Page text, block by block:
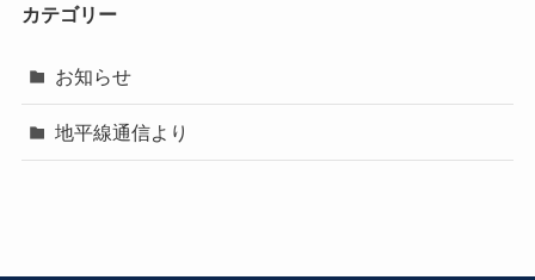
カテゴリー
お知らせ
地平線通信より